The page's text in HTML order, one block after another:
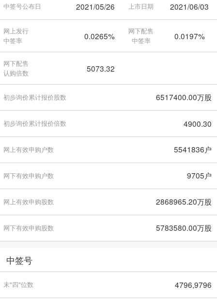
中签号公布日 2021/05/26 上市日期 2021/06/03
网上发行
中签率
0.0265%
网下配售
中签率
0.0197%
网下配售
认购倍数
5073.32
初步询价累计报价股数 6517400.00万股
初步询价累计报价倍数 4900.30
网上有效申购户数 5541836户
网下有效申购户数 9705户
网上有效申购股数 2868965.20万股
网下有效申购股数 5783580.00万股
中签号
末"四"位数 4796,9796